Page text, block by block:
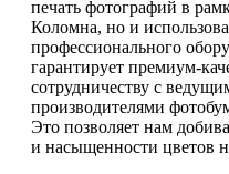
печать фотографий в
Коломна, но и
профессионального
гарантирует премиум-
сотрудничеству с
производителями
Это позволяет нам
и насыщенности цветов